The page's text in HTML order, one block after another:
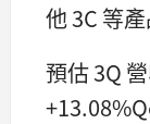
他 3C 等
預估 3Q